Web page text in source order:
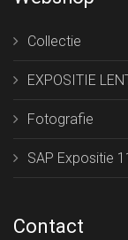
Collectie
EXPOSITIE
Fotografie
SAP Expositie
Contact